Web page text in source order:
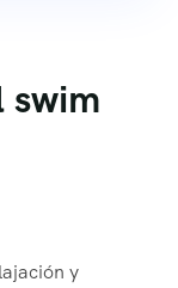
swim
y